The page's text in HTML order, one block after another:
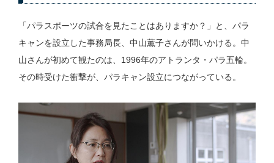
「パラスポーツの試合を見たことはありますか？」と、パラ
キャンを設立した事務局長、中山薫子さんが問いかける。中
山さんが初めて観たのは、1996年のアトランタ・パラ五輪。
その時受けた衝撃が、パラキャン設立につながっている。